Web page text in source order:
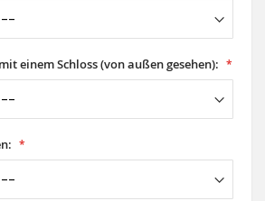
einem Schloss (von außen gesehen):